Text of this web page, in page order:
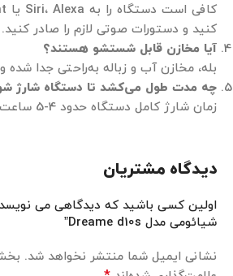
کنید و دستورات صوتی لازم را صادر کنید.
آیا مخازن قابل شستشو هستند؟
بله، مخازن آب و زباله به‌راحتی جدا
چه مدت طول می‌کشد تا دستگاه شارژ
زمان شارژ کامل دستگاه حدود 4-5 ساعت است.
دیدگاه مشتریان
اولین کسی باشید که دیدگاهی می نویسد
شیائومی مدل Dreame d10s”
نشانی ایمیل شما منتشر نخواهد شد.